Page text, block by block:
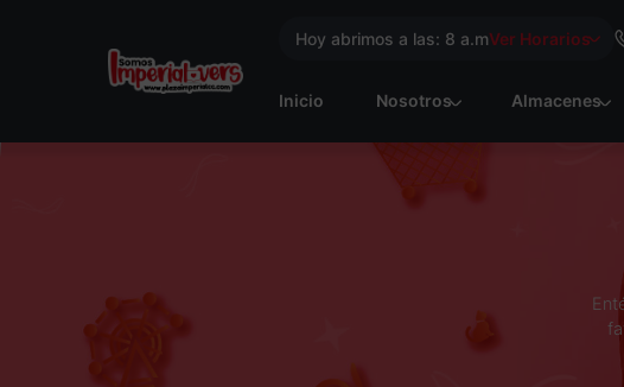
Hoy abrimos a las: 8 a.mVer Horarios
Inicio Nosotros Almacenes